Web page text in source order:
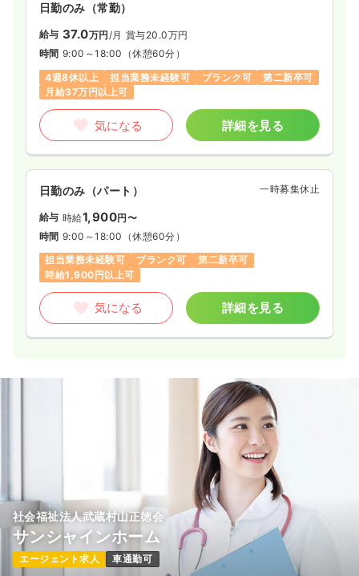
日勤のみ（常勤）
給与 37.0万円/月 賞与20.0万円
時間 9:00～18:00 （休憩60分）
4週8休以上
担当業務未経験可 ブランク可
第二新卒可
月給37万円以上可
気になる 詳細を見る
日勤のみ（パート） 一時募集休止
給与 時給1,900円〜
時間 9:00～18:00 （休憩60分）
担当業務未経験可
ブランク可
第二新卒可
時給1,900円以上可
気になる 詳細を見る
社会福祉法人武蔵村山正徳会
サンシャインホーム
エージェント求人 車通勤可